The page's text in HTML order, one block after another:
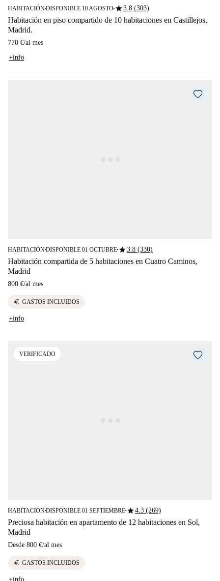
HABITACIÓN■DISPONIBLE 10 AGOSTO■star3.8 (303)
Habitación en piso compartido de 10 habitaciones en Castillejos,
Madrid.
770 €/al mes
+info
HABITACIÓN■DISPONIBLE 01 OCTUBRE■star3.8 (330)
Habitación compartida de 5 habitaciones en Cuatro Caminos,
Madrid
800 €/al mes
euro GASTOS INCLUIDOS
+info
VERIFICADO
HABITACIÓN■DISPONIBLE 01 SEPTIEMBRE■star4.3 (269)
Preciosa habitación en apartamento de 12 habitaciones en Sol,
Madrid
Desde 800 €/al mes
euro GASTOS INCLUIDOS
+info